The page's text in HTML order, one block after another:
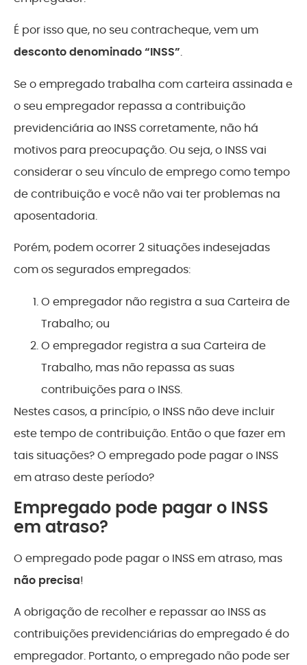
É por isso que, no seu contracheque, vem um
desconto denominado “INSS”.
Se o empregado trabalha com carteira assinada e
o seu empregador repassa a contribuição
previdenciária ao INSS corretamente, não há
motivos para preocupação. Ou seja, o INSS vai
considerar o seu vínculo de emprego como tempo
de contribuição e você não vai ter problemas na
aposentadoria.
Porém, podem ocorrer 2 situações indesejadas
com os segurados empregados:
O empregador não registra a sua Carteira de
Trabalho; ou
O empregador registra a sua Carteira de
Trabalho, mas não repassa as suas
contribuições para o INSS.
Nestes casos, a princípio, o INSS não deve incluir
este tempo de contribuição. Então o que fazer em
tais situações? O empregado pode pagar o INSS
em atraso deste período?
Empregado pode pagar o INSS
em atraso?
O empregado pode pagar o INSS em atraso, mas
não precisa!
A obrigação de recolher e repassar ao INSS as
contribuições previdenciárias do empregado é do
empregador. Portanto, o empregado não pode ser